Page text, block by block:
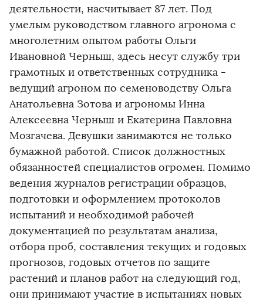
деятельности, насчитывает 87 лет. Под
умелым руководством главного агронома с
многолетним опытом работы Ольги
Ивановной Черныш, здесь несут службу три
грамотных и ответственных сотрудника -
ведущий агроном по семеноводству Ольга
Анатольевна Зотова и агрономы Инна
Алексеевна Черныш и Екатерина Павловна
Мозгачева. Девушки занимаются не только
бумажной работой. Список должностных
обязанностей специалистов огромен. Помимо
ведения журналов регистрации образцов,
подготовки и оформлением протоколов
испытаний и необходимой рабочей
документацией по результатам анализа,
отбора проб, составления текущих и годовых
прогнозов, годовых отчетов по защите
растений и планов работ на следующий год,
они принимают участие в испытаниях новых